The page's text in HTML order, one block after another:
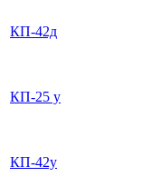
КП-42д
КП-25 у
КП-42у